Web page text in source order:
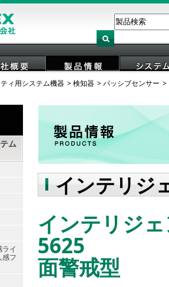
社概要 製品情報 システ
ィ用システム機器 検知器 パッシブセンサー
インテリジ
インテリジ
5625
面警戒型
ム
イ
感フ